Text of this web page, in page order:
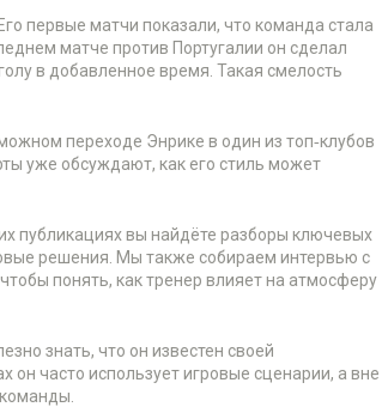
первые матчи показали, что команда стала
матче против Португалии он сделал
в добавленное время. Такая смелость
переходе Энрике в один из топ‑клубов
уже обсуждают, как его стиль может
публикациях вы найдёте разборы ключевых
решения. Мы также собираем интервью с
понять, как тренер влияет на атмосферу
знать, что он известен своей
он часто использует игровые сценарии, а вне